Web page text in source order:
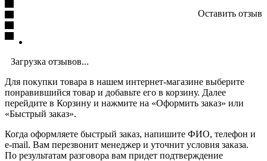
Оставить отзыв
Загрузка отзывов...
Для покупки товара в нашем интернет-магазине выберите
понравившийся товар и добавьте его в корзину. Далее
перейдите в Корзину и нажмите на «Оформить заказ» или
«Быстрый заказ».
Когда оформляете быстрый заказ, напишите ФИО, телефон и
e-mail. Вам перезвонит менеджер и уточнит условия заказа.
По результатам разговора вам придет подтверждение